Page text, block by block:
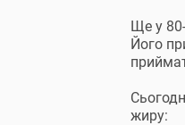
Ще у
Його
жиру: